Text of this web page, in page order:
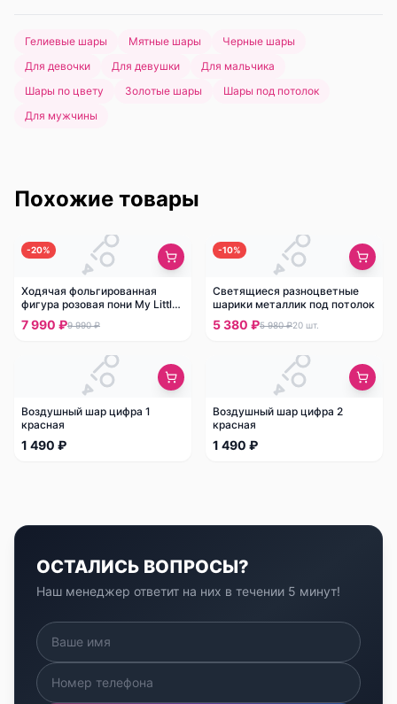
Гелиевые шары Мятные шары
Черные шары
Для девочки
Для девушки
Для мальчика
Шары по цвету
Золотые шары
Шары под потолок
Для мужчины
Похожие товары
-20%
Ходячая фольгированная
фигура розовая пони My Little
Pony
7 990 ₽9 990 ₽
-10%
Светящиеся разноцветные
шарики металлик под потолок
5 380 ₽5 980 ₽20 шт.
Воздушный шар цифра 1
красная
1 490 ₽
Воздушный шар цифра 2
красная
1 490 ₽
ОСТАЛИСЬ ВОПРОСЫ?
Наш менеджер ответит на них в течении 5 минут!